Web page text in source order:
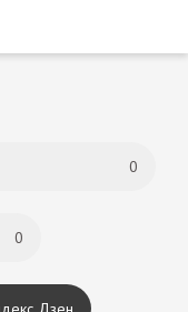
0
0